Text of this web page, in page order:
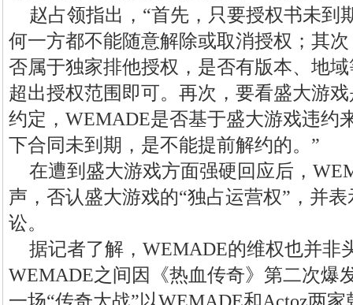
赵占领指出，“首先，只要授权书未到
何一方都不能随意解除或取消授权；其
否属于独家排他授权，是否有版本、地
超出授权范围即可。再次，要看盛大游
约定，WEMADE是否基于盛大游戏违约
下合同未到期，是不能提前解约的。”
在遭到盛大游戏方面强硬回应后，
声，否认盛大游戏的“独占运营权”，并
讼。
据记者了解，WEMADE的维权也并非
WEMADE之间因《热血传奇》第二次爆